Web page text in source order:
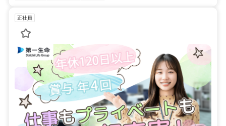
正社員